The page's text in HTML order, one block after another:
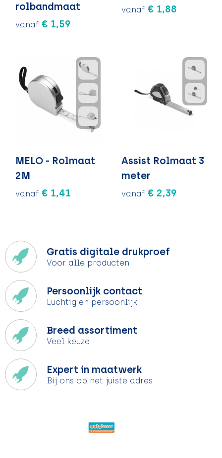
rolbandmaat
vanaf € 1,59
vanaf € 1,88
MELO - Rolmaat
2M
vanaf € 1,41
Assist Rolmaat 3
meter
vanaf € 2,39
Gratis digitale drukproef
Voor alle producten
Persoonlijk contact
Luchtig en persoonlijk
Breed assortiment
Veel keuze
Expert in maatwerk
Bij ons op het juiste adres